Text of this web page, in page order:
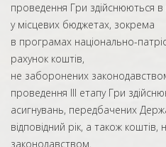
проведення Гри здійснюються
у місцевих бюджетах, зокрема
в програмах національно-
рахунок коштів,
не заборонених
проведення III етапу Гри
асигнувань, передбачених
відповідний рік, а також
законодавством.